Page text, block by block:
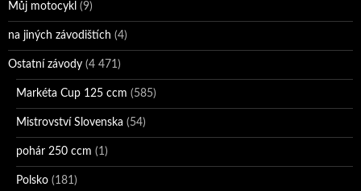
Můj motocykl (9)
na jiných závodištích (4)
Ostatní závody (4 471)
Markéta Cup 125 ccm (585)
Mistrovství Slovenska (54)
pohár 250 ccm (1)
Polsko (181)